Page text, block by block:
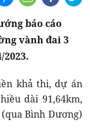
báo cáo
vành đai 3
2023.
khả thi, dự án
dài 91,64km,
Bình Dương)